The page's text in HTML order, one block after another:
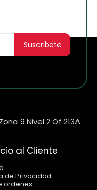
Suscribete
9 Nivel 2 Of 213A
al Cliente
de Privacidad
ordenes